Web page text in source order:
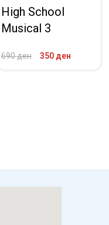
High School
Musical 3
690ден 350 ден
ВО КОШНИЧКА